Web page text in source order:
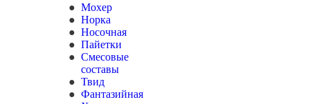
Мохер
Норка
Носочная
Пайетки
Смесовые
составы
Твид
Фантазийная